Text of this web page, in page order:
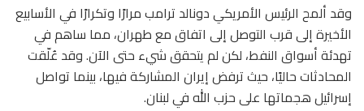
وقد ألمح الرئيس الأمريكي دونالد ترامب مرارًا وتكرارًا في الأسابيع
الأخيرة إلى قرب التوصل إلى اتفاق مع طهران، مما ساهم في
تهدئة أسواق النفط، لكن لم يتحقق شيء حتى الآن. وقد عُلّقت
المحادثات حاليًا، حيث ترفض إيران المشاركة فيها، بينما تواصل
إسرائيل هجماتها على حزب الله في لبنان.